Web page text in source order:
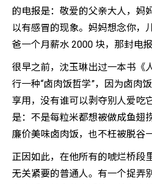
的电报是：敬爱的父亲大人，妈
以有感冒的现象。妈妈想念你，
爸一个月薪水 2000 块，那封电报
很早之前，沈玉琳出过一本书《
行一种“卤肉饭哲学”，因为卤肉
享用，没有谁可以剥夺别人爱吃
是：不是每粒米都想被做成鱼翅
廉价美味卤肉饭，也不枉被脱谷
正因如此，在他所有的唬烂桥段
无关紧要的普通人。有一个捉弄